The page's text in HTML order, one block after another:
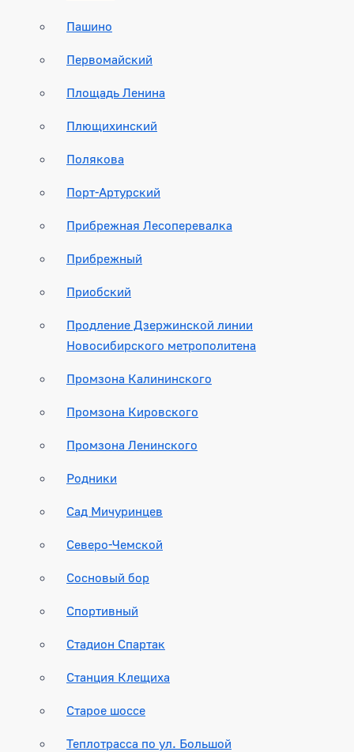
Пашино
Первомайский
Площадь Ленина
Плющихинский
Полякова
Порт-Артурский
Прибрежная Лесоперевалка
Прибрежный
Приобский
Продление Дзержинской линии
Новосибирского метрополитена
Промзона Калининского
Промзона Кировского
Промзона Ленинского
Родники
Сад Мичуринцев
Северо-Чемской
Сосновый бор
Спортивный
Стадион Спартак
Станция Клещиха
Старое шоссе
Теплотрасса по ул. Большой